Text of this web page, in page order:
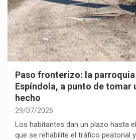
Paso fronterizo: la
Espíndola, a punto de tomar
hecho
29/07/2026
Los habitantes dan un plazo hasta
que se rehabilite el tráfico peatonal